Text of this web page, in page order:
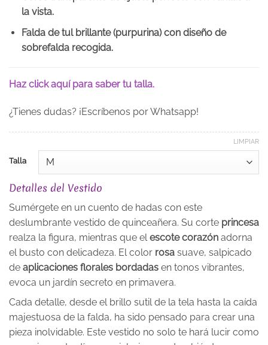
la vista.
Falda de tul brillante (purpurina) con diseño de
sobrefalda recogida.
Haz click aquí para saber tu talla.
¿Tienes dudas? ¡Escríbenos por Whatsapp!
Talla
LIMPIAR
Detalles del Vestido
Sumérgete en un cuento de hadas con este
deslumbrante vestido de quinceañera. Su corte princesa
realza la figura, mientras que elescote corazón adorna
el busto con delicadeza. El color rosa suave, salpicado
de aplicaciones florales bordadas en tonos vibrantes,
evoca un jardín secreto en primavera.
Cada detalle, desde el brillo sutil de la tela hasta la caída
majestuosa de la falda, ha sido pensado para crear una
pieza inolvidable. Este vestido no solo te hará lucir como